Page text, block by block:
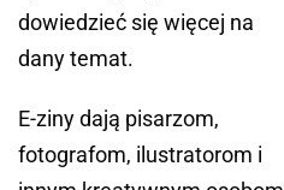
dowiedzieć się więcej na
dany temat.
E-ziny dają pisarzom,
fotografom, ilustratorom i